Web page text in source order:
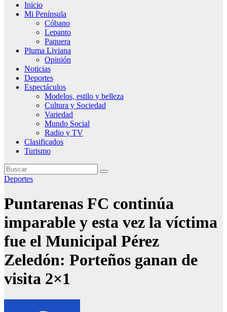
Inicio
Mi Península
Cóbano
Lepanto
Paquera
Pluma Liviana
Opinión
Noticias
Deportes
Espectáculos
Modelos, estilo y belleza
Cultura y Sociedad
Variedad
Mundo Social
Radio y TV
Clasificados
Turismo
Deportes
Puntarenas FC continúa
imparable y esta vez la víctima
fue el Municipal Pérez
Zeledón: Porteños ganan de
visita 2×1